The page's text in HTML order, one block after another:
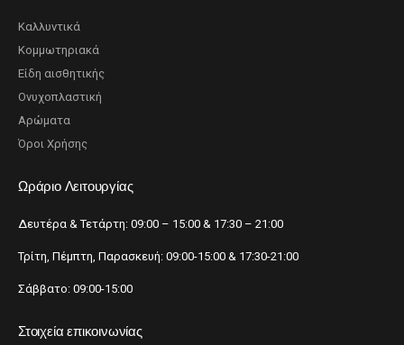
Καλλυντικά
Κομμωτηριακά
Είδη αισθητικής
Ονυχοπλαστική
Αρώματα
Όροι Χρήσης
Ωράριο Λειτουργίας
Δευτέρα & Τετάρτη: 09:00 – 15:00 & 17:30 – 21:00
Τρίτη, Πέμπτη, Παρασκευή: 09:00-15:00 & 17:30-21:00
Σάββατο: 09:00-15:00
Στοιχεία επικοινωνίας